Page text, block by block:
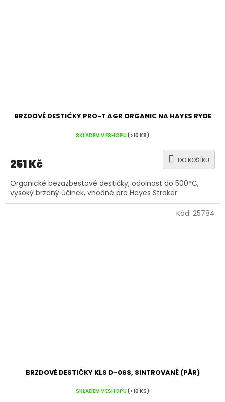
BRZDOVÉ DESTIČKY PRO-T AGR ORGANIC NA HAYES RYDE
SKLADEM V ESHOPU(>10 KS)
251 Kč DO KOŠÍKU
Organické bezazbestové destičky, odolnost do 500°C,
vysoký brzdný účinek, vhodné pro Hayes Stroker
BRZDOVÉ DESTIČKY KLS D-06S, SINTROVANÉ (PÁR)
SKLADEM V ESHOPU(>10 KS)
Kód: 25784